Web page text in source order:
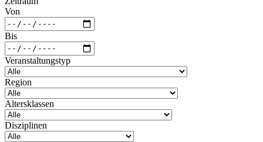
Von
Bis
Veranstaltungstyp
Region
Altersklassen
Disziplinen